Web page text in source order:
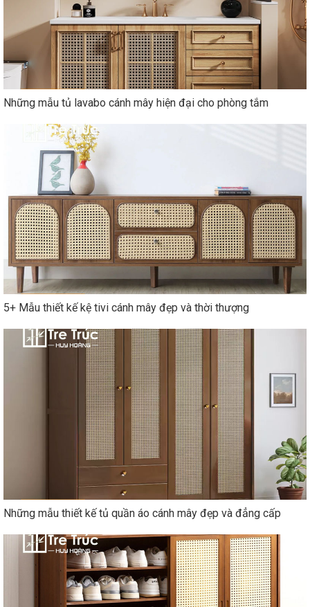
Những mẫu tủ lavabo cánh mây hiện đại cho phòng tắm
5+ Mẫu thiết kế kệ tivi cánh mây đẹp và thời thượng
Những mẫu thiết kế tủ quần áo cánh mây đẹp và đẳng cấp